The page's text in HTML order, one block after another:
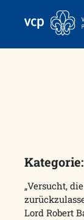
Kategorie:
„Versucht,
Lord Robert